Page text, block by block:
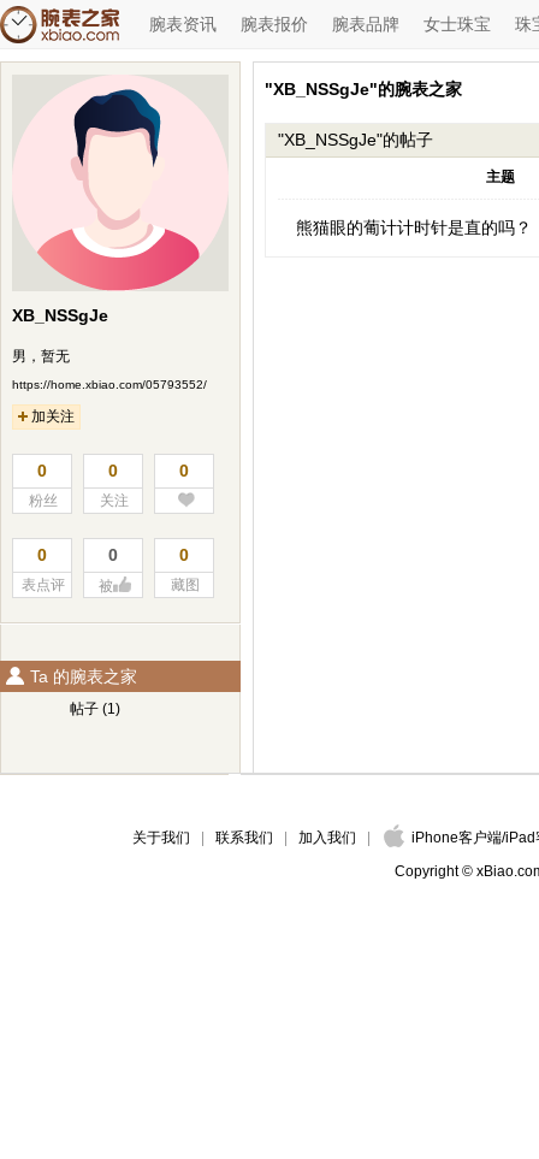
腕表资讯 腕表报价 腕表品牌 女士珠宝 珠
XB_NSSgJe
男，暂无
https://home.xbiao.com/05793552/
加关注
0
粉丝
0
关注
0
0
表点评
0
被
0
藏图
Ta 的腕表之家
帖子 (1)
"XB_NSSgJe"的腕表之家
"XB_NSSgJe"的帖子
主题
熊猫眼的葡计计时针是直的吗？
关于我们 联系我们 加入我们 iPhone客户端/iPad
Copyright ©